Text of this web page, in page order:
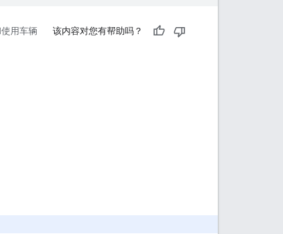
用车辆 该内容对您有帮助吗？